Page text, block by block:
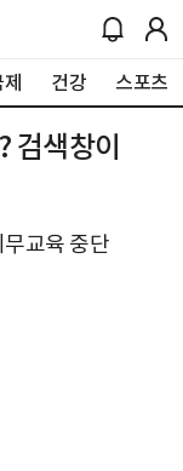
제 건강 스포츠
검색창이
교육 중단